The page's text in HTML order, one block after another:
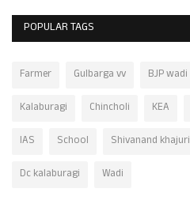
POPULAR TAGS
Farmer Gulbarga vv BJP wadi
Kalaburagi
Chincholi KEA
IAS
School Shivanand khajuri
Dc kalaburagi
Wadi